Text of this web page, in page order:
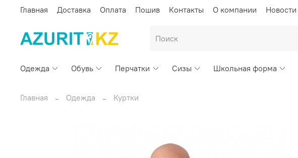
Главная Доставка Оплата Пошив Контакты О компании Новости
Одежда Обувь Перчатки Сизы Школьная форма
Главная Одежда Куртки